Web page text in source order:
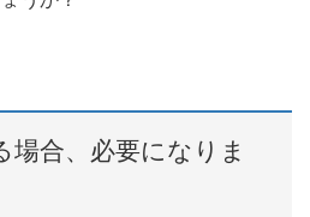
場合、必要になりま